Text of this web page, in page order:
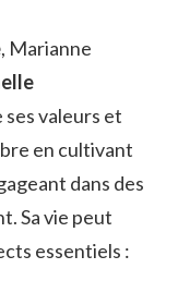
, Marianne
valeurs et
en cultivant
dans des
Sa vie peut
essentiels :